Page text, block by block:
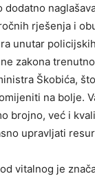
dodatno
rješenja i
unutar
zakona
Škobića,
na bolje.
brojno, već i
upravljati
vitalnog je